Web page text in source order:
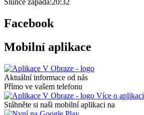
Slunce zapadá:20:32
Facebook
Mobilní aplikace
Aktuální informace od nás
Přímo ve vašem telefonu
Více o aplikaci
Stáhněte si naši mobilní aplikaci na